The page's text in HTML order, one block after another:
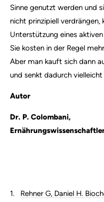
Sinne genutzt werden und
nicht prinzipiell verdrängen,
Unterstützung eines
Sie kosten in der Regel
Aber man kauft sich dann
und senkt dadurch vielleicht
Autor
Dr. P. Colombani,
1. Rehner G, Daniel H.